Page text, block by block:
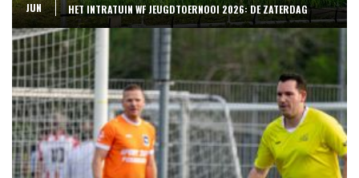
JUN
HET INTRATUIN WF JEUGDTOERNOOI 2026: DE ZATERDAG